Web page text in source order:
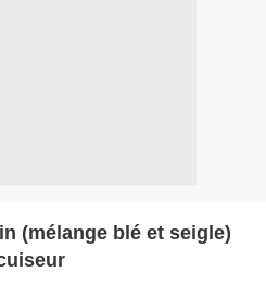
(mélange blé et seigle)